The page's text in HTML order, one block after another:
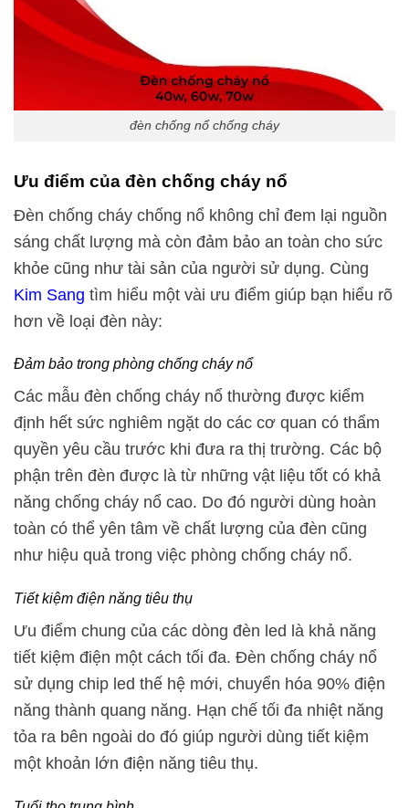
đèn chống nổ chống cháy
Ưu điểm của đèn chống cháy nổ
Đèn chống cháy chống nổ không chỉ đem lại nguồn
sáng chất lượng mà còn đảm bảo an toàn cho sức
khỏe cũng như tài sản của người sử dụng. Cùng
Kim Sang tìm hiểu một vài ưu điểm giúp bạn hiểu rõ
hơn về loại đèn này:
Đảm bảo trong phòng chống cháy nổ
Các mẫu đèn chống cháy nổ thường được kiểm
định hết sức nghiêm ngặt do các cơ quan có thẩm
quyền yêu cầu trước khi đưa ra thị trường. Các bộ
phận trên đèn được là từ những vật liệu tốt có khả
năng chống cháy nổ cao. Do đó người dùng hoàn
toàn có thể yên tâm về chất lượng của đèn cũng
như hiệu quả trong việc phòng chống cháy nổ.
Tiết kiệm điện năng tiêu thụ
Ưu điểm chung của các dòng đèn led là khả năng
tiết kiệm điện một cách tối đa. Đèn chống cháy nổ
sử dụng chip led thế hệ mới, chuyển hóa 90% điện
năng thành quang năng. Hạn chế tối đa nhiệt năng
tỏa ra bên ngoài do đó giúp người dùng tiết kiệm
một khoản lớn điện năng tiêu thụ.